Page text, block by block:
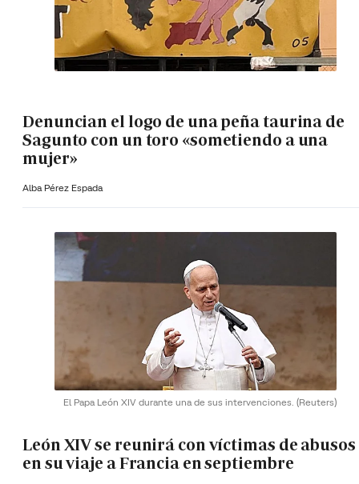
Denuncian el logo de una peña taurina de
Sagunto con un toro «sometiendo a una
mujer»
Alba Pérez Espada
El Papa León XIV durante una de sus intervenciones. (Reuters)
León XIV se reunirá con víctimas de abusos
en su viaje a Francia en septiembre